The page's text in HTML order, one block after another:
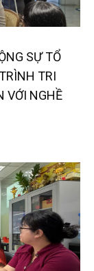
SỰ TỔ
TRI
VỚI NGHỀ